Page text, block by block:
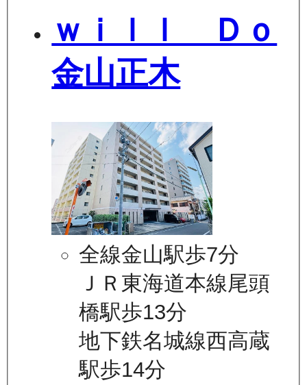
ｗｉｌｌ Ｄｏ
金山正木
全線金山駅歩7分
ＪＲ東海道本線尾頭
橋駅歩13分
地下鉄名城線西高蔵
駅歩14分